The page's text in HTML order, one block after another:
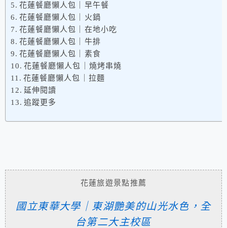
花蓮餐廳懶人包｜早午餐
花蓮餐廳懶人包｜火鍋
花蓮餐廳懶人包｜在地小吃
花蓮餐廳懶人包｜牛排
花蓮餐廳懶人包｜素食
花蓮餐廳懶人包｜燒烤串燒
花蓮餐廳懶人包｜拉麵
延伸閱讀
追蹤更多
花蓮旅遊景點推薦
國立東華大學｜東湖艷美的山光水色，全
台第二大主校區